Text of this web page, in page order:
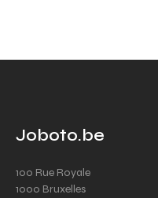
Joboto.be
100 Rue Royale
1000 Bruxelles